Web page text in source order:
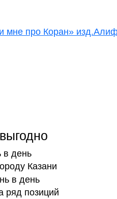
мне про Коран»
в день
Казани
ряд позиций